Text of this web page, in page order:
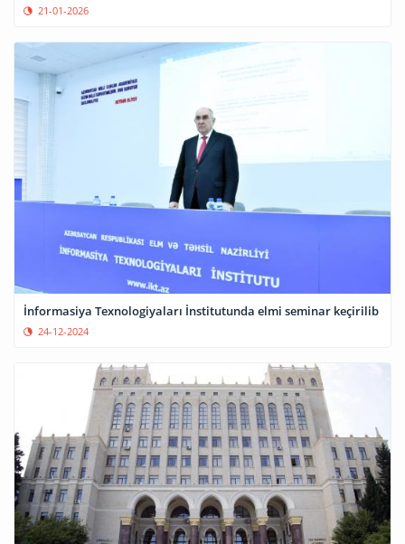
21-01-2026
İnformasiya Texnologiyaları İnstitutunda elmi seminar keçirilib
24-12-2024